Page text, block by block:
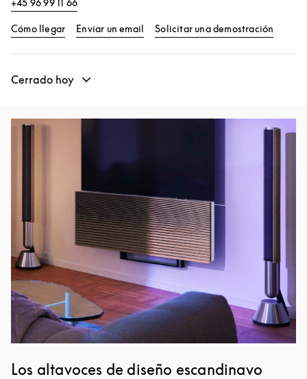
+45 96 99 11 66
Cómo llegarLink Opens in New Tab
Enviar un email Solicitar una demostración
Cerrado hoy
Imagen del evento
Los altavoces de diseño escandinavo